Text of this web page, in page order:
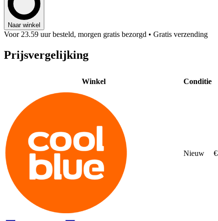
Naar winkel
Voor 23.59 uur besteld, morgen gratis bezorgd • Gratis verzending
Prijsvergelijking
Winkel Conditie
Nieuw